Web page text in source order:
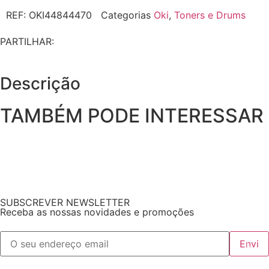
REF: OKI44844470 Categorias Oki, Toners e Drums
PARTILHAR:
Descrição
TAMBÉM PODE INTERESSAR
SUBSCREVER NEWSLETTER
Receba as nossas novidades e promoções